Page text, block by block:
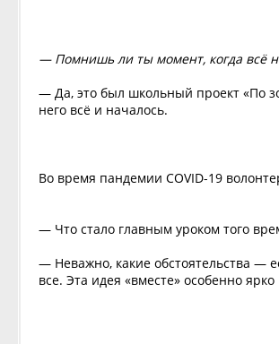
— Помнишь ли ты момент, когда всё
— Да, это был школьный проект «По
него всё и началось.
Во время пандемии COVID-19
— Что стало главным уроком того
— Неважно, какие обстоятельства —
все. Эта идея «вместе» особенно